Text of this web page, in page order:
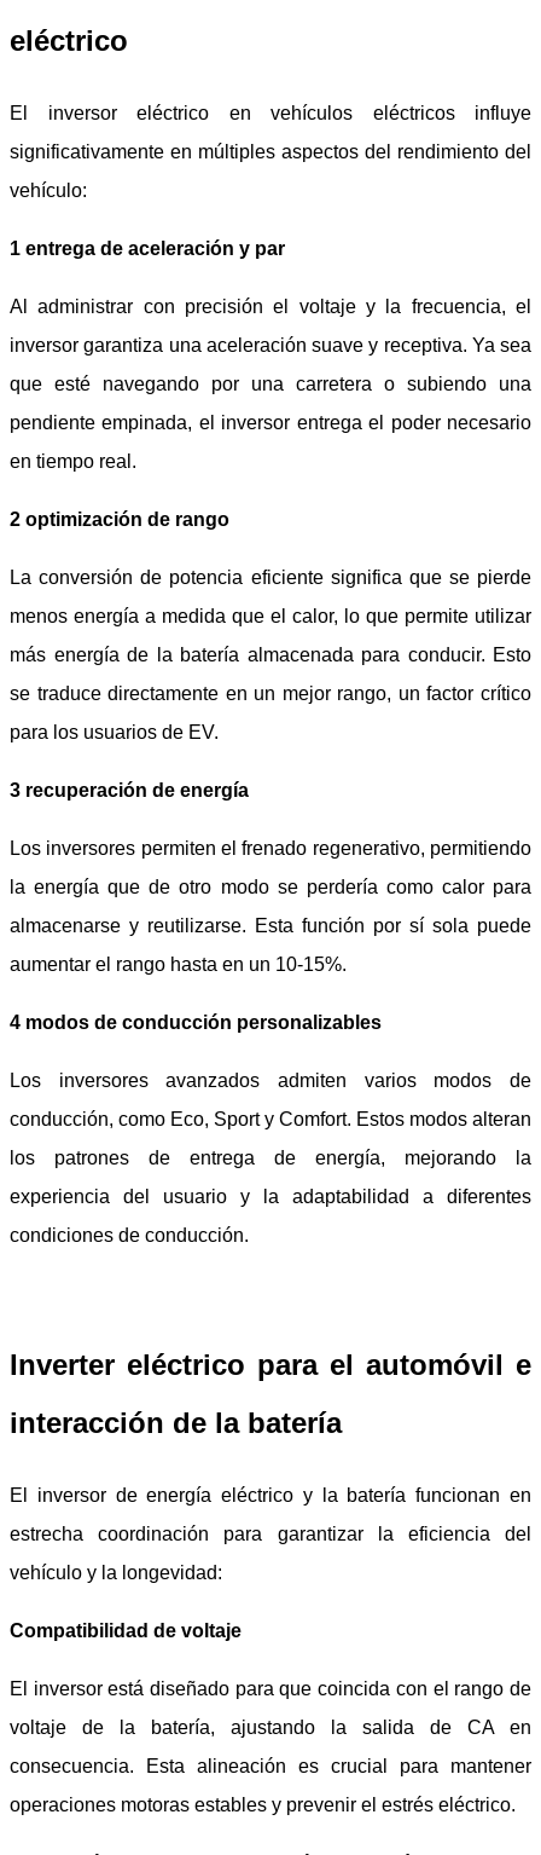
eléctrico
El inversor eléctrico en vehículos eléctricos influye
significativamente en múltiples aspectos del rendimiento del
vehículo:
1 entrega de aceleración y par
Al administrar con precisión el voltaje y la frecuencia, el
inversor garantiza una aceleración suave y receptiva. Ya sea
que esté navegando por una carretera o subiendo una
pendiente empinada, el inversor entrega el poder necesario
en tiempo real.
2 optimización de rango
La conversión de potencia eficiente significa que se pierde
menos energía a medida que el calor, lo que permite utilizar
más energía de la batería almacenada para conducir. Esto
se traduce directamente en un mejor rango, un factor crítico
para los usuarios de EV.
3 recuperación de energía
Los inversores permiten el frenado regenerativo, permitiendo
la energía que de otro modo se perdería como calor para
almacenarse y reutilizarse. Esta función por sí sola puede
aumentar el rango hasta en un 10-15%.
4 modos de conducción personalizables
Los inversores avanzados admiten varios modos de
conducción, como Eco, Sport y Comfort. Estos modos alteran
los patrones de entrega de energía, mejorando la
experiencia del usuario y la adaptabilidad a diferentes
condiciones de conducción.
Inverter eléctrico para el automóvil e
interacción de la batería
El inversor de energía eléctrico y la batería funcionan en
estrecha coordinación para garantizar la eficiencia del
vehículo y la longevidad:
Compatibilidad de voltaje
El inversor está diseñado para que coincida con el rango de
voltaje de la batería, ajustando la salida de CA en
consecuencia. Esta alineación es crucial para mantener
operaciones motoras estables y prevenir el estrés eléctrico.